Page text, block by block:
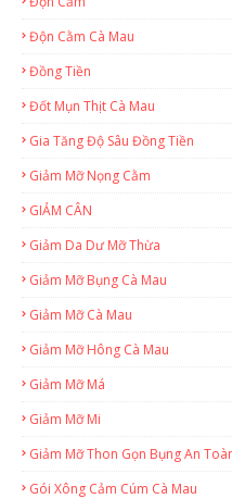
Độn Cằm Cà Mau
Đồng Tiền
Đốt Mụn Thịt Cà Mau
Gia Tăng Độ Sâu Đồng Tiền
Giảm Mỡ Nọng Cằm
GIẢM CÂN
Giảm Da Dư Mỡ Thừa
Giảm Mỡ Bụng Cà Mau
Giảm Mỡ Cà Mau
Giảm Mỡ Hông Cà Mau
Giảm Mỡ Má
Giảm Mỡ Mi
Giảm Mỡ Thon Gọn Bụng An
Gói Xông Cảm Cúm Cà Mau